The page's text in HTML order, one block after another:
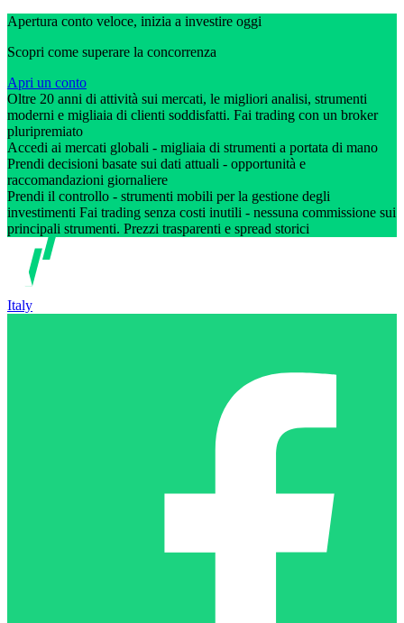
Apertura conto veloce, inizia a investire oggi
Scopri come superare la concorrenza
Apri un conto
Oltre 20 anni di attività sui mercati, le migliori analisi, strumenti
moderni e migliaia di clienti soddisfatti. Fai trading con un broker
pluripremiato
Accedi ai mercati globali - migliaia di strumenti a portata di mano
Prendi decisioni basate sui dati attuali - opportunità e
raccomandazioni giornaliere
Prendi il controllo - strumenti mobili per la gestione degli
investimenti Fai trading senza costi inutili - nessuna commissione sui
principali strumenti. Prezzi trasparenti e spread storici
Italy